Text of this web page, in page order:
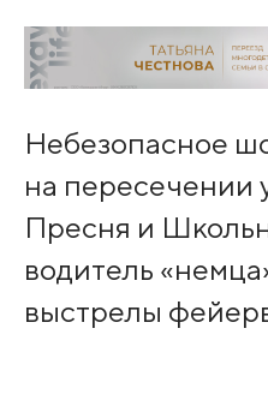
Небезопасное
на пересечении
Пресня и
водитель
выстрелы